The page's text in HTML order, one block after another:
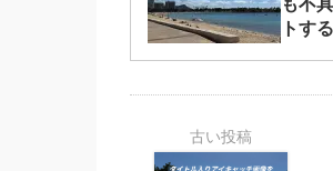
も不
トす